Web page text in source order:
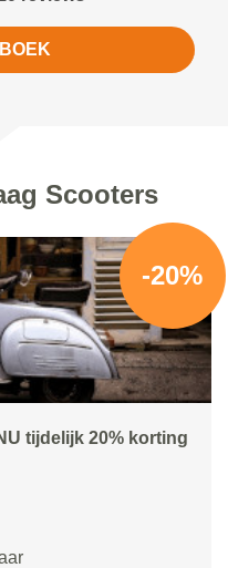
Scooters
-20%
tijdelijk 20% korting